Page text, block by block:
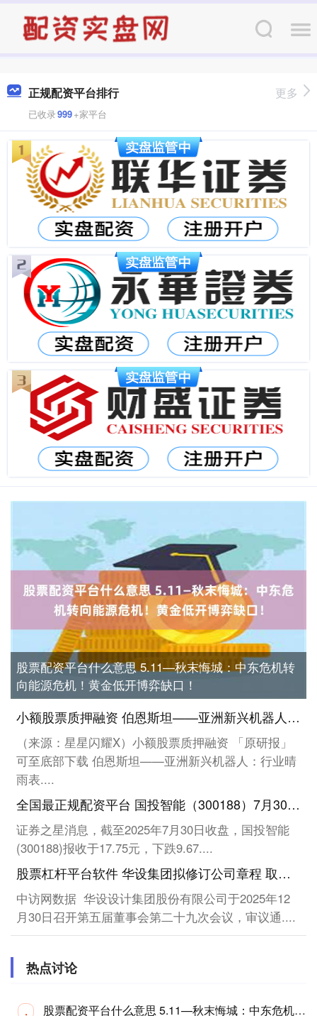
正规配资平台排行
已收录999+家平台
更多
股票配资平台什么意思 5.11—秋末悔城：中东危机转
向能源危机！黄金低开博弈缺口！
小额股票质押融资 伯恩斯坦——亚洲新兴机器人：行业晴雨表（2026年4月/5月）（附下载）
（来源：星星闪耀X）小额股票质押融资 「原研报」
可至底部下载 伯恩斯坦——亚洲新兴机器人：行业晴
雨表....
全国最正规配资平台 国投智能（300188）7月30日主力资金净卖出1.64亿元
证券之星消息，截至2025年7月30日收盘，国投智能
(300188)报收于17.75元，下跌9.67....
股票杠杆平台软件 华设集团拟修订公司章程 取消监事会并更新股本数据
中访网数据 华设设计集团股份有限公司于2025年12
月30日召开第五届董事会第二十九次会议，审议通....
热点讨论
股票配资平台什么意思 5.11—秋末悔城：中东危机转向能源危机！黄金低开博弈缺口！